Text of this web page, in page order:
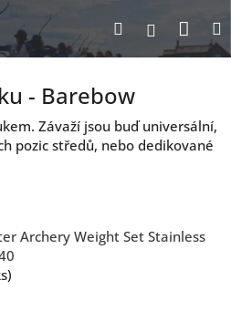
Hledat
- Barebow
Závaží jsou buď universální,
pozic středů, nebo dedikované
Archery Weight Set Stainless